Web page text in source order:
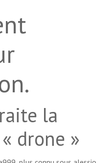
la
drone »